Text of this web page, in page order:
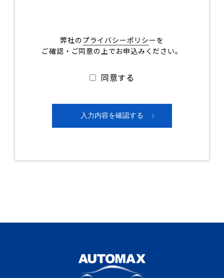
弊社のプライバシーポリシーを
ご確認・ご同意の上でお申込みください。
同意する